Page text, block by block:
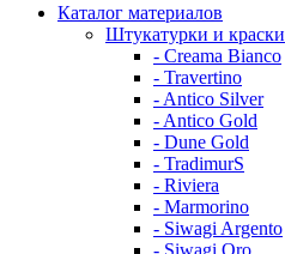
Каталог материалов
Штукатурки и краски
- Creama Bianco
- Travertino
- Antico Silver
- Antico Gold
- Dune Gold
- TradimurS
- Riviera
- Marmorino
- Siwagi Argento
- Siwagi Oro